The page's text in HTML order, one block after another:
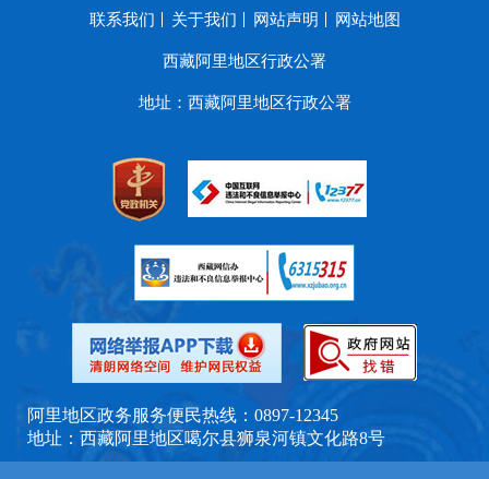
联系我们 关于我们 网站声明 网站地图
西藏阿里地区行政公署
地址：西藏阿里地区行政公署
阿里地区政务服务便民热线：0897-12345
地址：西藏阿里地区噶尔县狮泉河镇文化路8号